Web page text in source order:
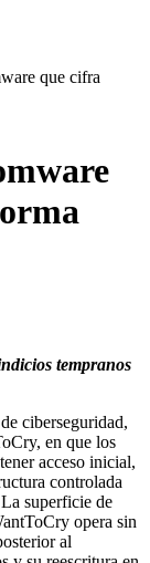
que cifra
tempranos
ciberseguridad,
en que los
acceso inicial,
controlada
superficie de
opera sin
al